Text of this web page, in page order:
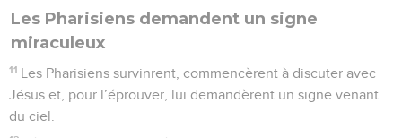
Les Pharisiens demandent un signe
miraculeux
11 Les Pharisiens survinrent, commencèrent à discuter avec
Jésus et, pour l’éprouver, lui demandèrent un signe venant
du ciel.